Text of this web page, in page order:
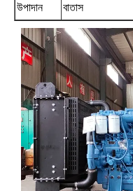
উপাদান
বাতাস